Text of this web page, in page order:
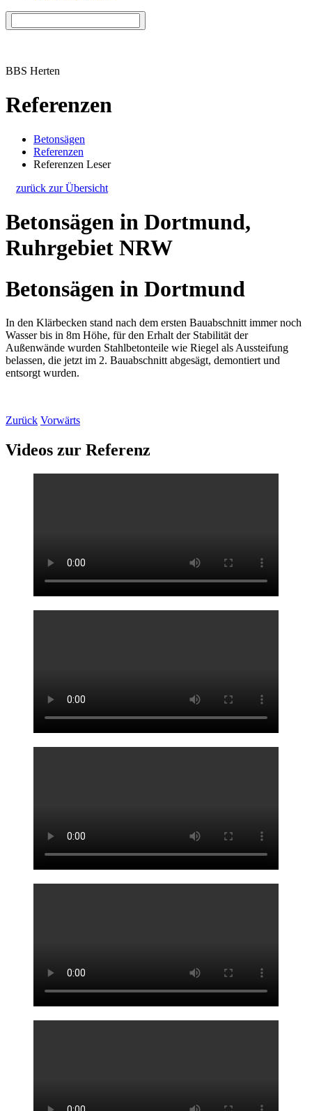
BBS Herten
Referenzen
Betonsägen
Referenzen
Referenzen Leser
zurück zur Übersicht
Betonsägen in Dortmund,
Ruhrgebiet NRW
Betonsägen in Dortmund
In den Klärbecken stand nach dem ersten Bauabschnitt immer noch
Wasser bis in 8m Höhe, für den Erhalt der Stabilität der
Außenwände wurden Stahlbetonteile wie Riegel als Aussteifung
belassen, die jetzt im 2. Bauabschnitt abgesägt, demontiert und
entsorgt wurden.
Zurück Vorwärts
Videos zur Referenz